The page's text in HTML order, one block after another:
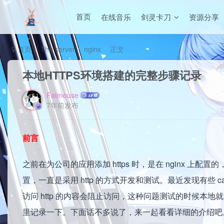
首页 在线音乐 剑灵卡刀 资源分享
首页 The server nginx 正文
本地HTTPS环境搭建的完整步骤记录
Fatmouse
7年前发布
前言
之前在为公司的应用添加 https 时，是在 nginx 上配置
置，一直是采用 http 的方式开发和测试。最近发现有些
访问 http 的内容会阻止访问，这种问题测试的时候本地
里记录一下。下面话不多说了，来一起看看详细的介绍